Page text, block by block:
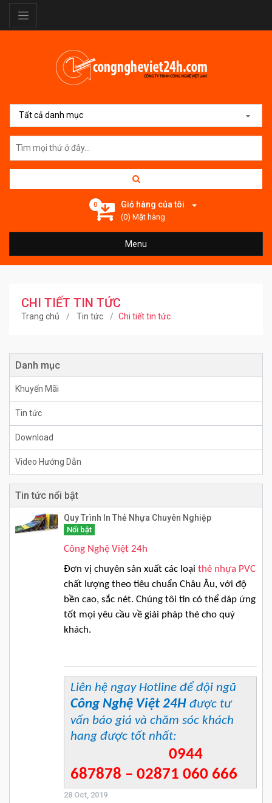
Tất cả danh mục
0 Giỏ hàng của tôi
(0) Mặt hàng
Menu
CHI TIẾT TIN TỨC
Trang chủ Tin tức Chi tiết tin tức
Danh mục
Khuyến Mãi
Tin tức
Download
Video Hướng Dẫn
Tin tức nổi bật
Quy Trình In Thẻ Nhựa Chuyên Nghiệp
Nổi bật
Công Nghệ Việt 24h
Đơn vị chuyên sản xuất các loại thẻ nhựa PVC
chất lượng theo tiêu chuẩn Châu Âu, với độ
bền cao, sắc nét. Chúng tôi tin có thể dáp ứng
tốt mọi yêu cầu về giải pháp thẻ cho quý
khách.
Liên hệ ngay Hotline để đội ngũ
Công Nghệ Việt 24H được tư
vấn báo giá và chăm sóc khách
hang được tốt nhất:
0944
687878 – 02871 060 666
28 Oct, 2019